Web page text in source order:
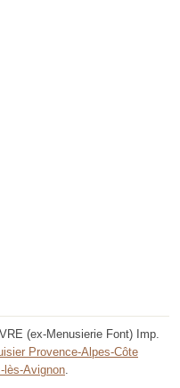
(ex-Menusierie Font) Imp.
Provence-Alpes-Côte
lès-Avignon.